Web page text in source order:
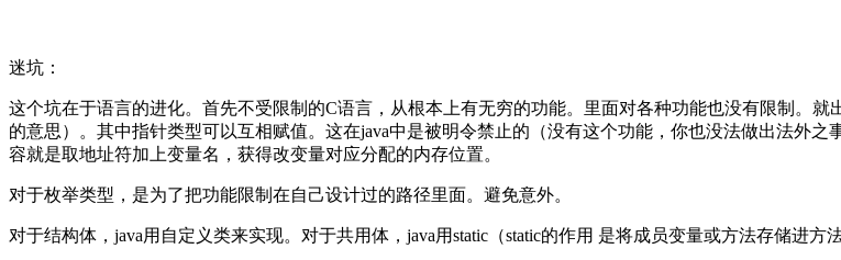
迷坑：
这个坑在于语言的进化。首先不受限制的C语言，从根本上有无穷的功能。里面对各种功能也没有限制。
的意思）。其中指针类型可以互相赋值。这在java中是被明令禁止的（没有这个功能，你也没法做出法外
容就是取地址符加上变量名，获得改变量对应分配的内存位置。
对于枚举类型，是为了把功能限制在自己设计过的路径里面。避免意外。
对于结构体，java用自定义类来实现。对于共用体，java用static（static的作用 是将成员变量或方法存储进方